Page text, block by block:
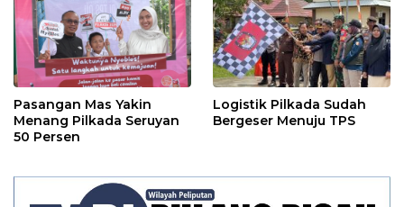
Pasangan Mas Yakin
Menang Pilkada Seruyan
50 Persen
Logistik Pilkada Sudah
Bergeser Menuju TPS